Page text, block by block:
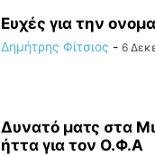
Ευχές για την
Δημήτρης Φίτσιος - 6
Δυνατό ματς στα
ήττα για τον Ο.Φ.Α